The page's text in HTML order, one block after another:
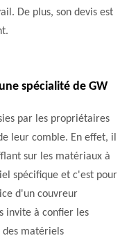
De plus, son devis est
spécialité de GW
par les propriétaires
leur comble. En effet, il
sur les matériaux à
spécifique et c'est pour
d'un couvreur
invite à confier les
des matériels